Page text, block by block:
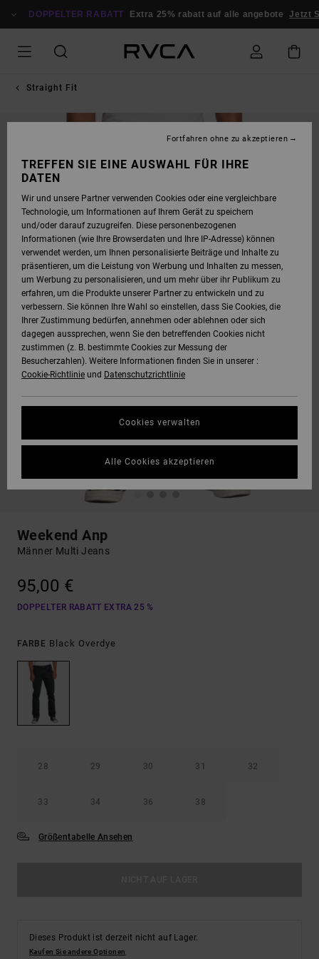
ZUR
DOPPELTER RABATT Extra 25% rabatt auf alle angebote Jetzt
Straight Fit
Weekend Anp
Männer Multi Jeans
95,00 €
DOPPELTER RABATT EXTRA 25 %
FARBE Black Overdye
28 29 30 31 32
33 34 36 38
Größentabelle Ansehen
Dieses Produkt ist derzeit nicht auf Lager.
Kaufen Sie andere Optionen
TREFFEN SIE EINE AUSWAHL FÜR IHRE
DATEN
Wir und unsere Partner verwenden Cookies oder eine vergleichbare
Technologie, um Informationen auf Ihrem Gerät zu speichern
und/oder darauf zuzugreifen. Diese personenbezogenen
Informationen (wie Ihre Browserdaten und Ihre IP-Adresse) können
verwendet werden, um Ihnen personalisierte Beiträge und Inhalte zu
präsentieren, um die Leistung von Werbung und Inhalten zu messen,
um Werbung zu personalisieren, und um mehr über ihr Publikum zu
erfahren, um die Produkte unserer Partner zu entwickeln und zu
verbessern. Sie können Ihre Wahl so einstellen, dass Sie Cookies, die
Ihrer Zustimmung bedürfen, annehmen oder ablehnen oder sich
dagegen aussprechen, wenn Sie den betreffenden Cookies nicht
zustimmen (z. B. bestimmte Cookies zur Messung der
Besucherzahlen). Weitere Informationen finden Sie in unserer :
Cookie-Richtlinie und Datenschutzrichtlinie
Cookies verwalten
Fortfahren ohne zu akzeptieren
Alle Cookies akzeptieren